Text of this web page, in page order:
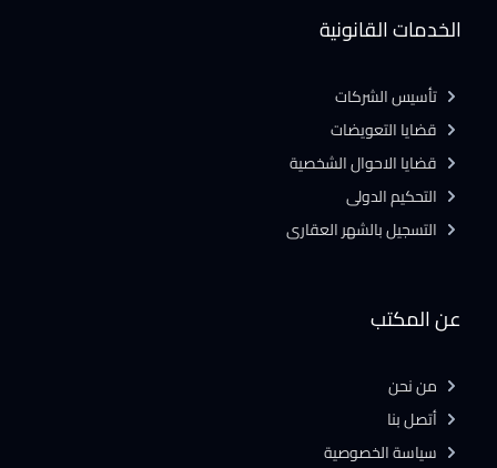
عن المكتب
من نحن
أتصل بنا
سياسة الخصوصية
الخدمات القانونية
تأسيس الشركات
قضايا التعويضات
قضايا الاحوال الشخصية
التحكيم الدولى
التسجيل بالشهر العقارى